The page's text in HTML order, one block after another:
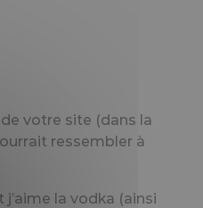
votre site (dans la
ressembler à
la vodka (ainsi